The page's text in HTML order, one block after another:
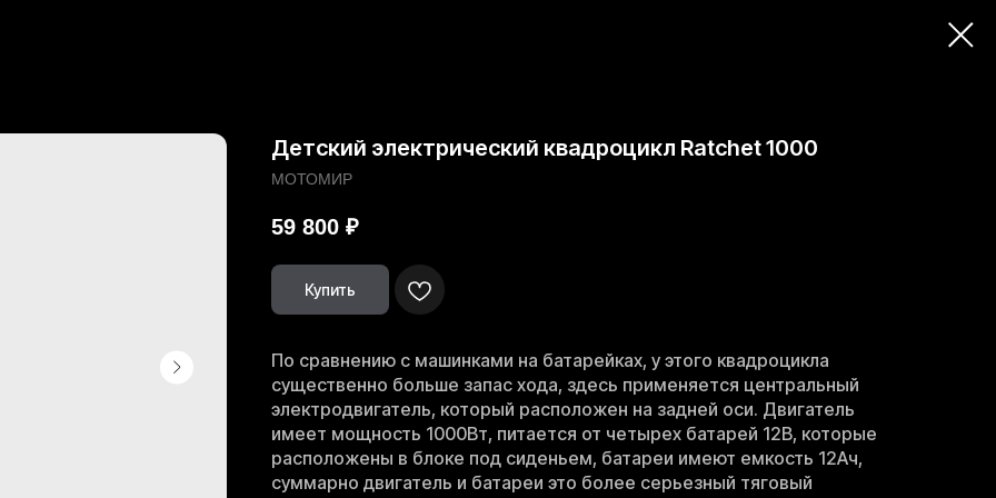
Детский электрический квадроцикл Ratchet 1000
МОТОМИР
59 800 ₽
Купить
По сравнению с машинками на батарейках, у этого квадроцикла
существенно больше запас хода, здесь применяется центральный
электродвигатель, который расположен на задней оси. Двигатель
имеет мощность 1000Вт, питается от четырех батарей 12В, которые
расположены в блоке под сиденьем, батареи имеют емкость 12Ач,
суммарно двигатель и батареи это более серьезный тяговый